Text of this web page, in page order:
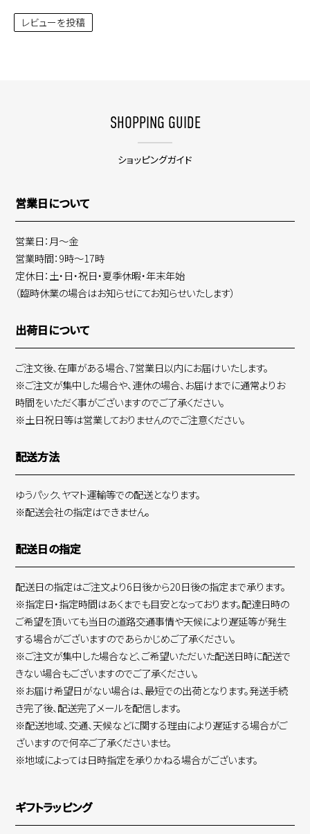
レビューを投稿
SHOPPING GUIDE
ショッピングガイド
営業日について
営業日：月～金
営業時間：9時～17時
定休日：土・日・祝日・夏季休暇・年末年始
（臨時休業の場合はお知らせにてお知らせいたします）
出荷日について
ご注文後、在庫がある場合、7営業日以内にお届けいたします。
※ご注文が集中した場合や、連休の場合、お届けまでに通常よりお
時間をいただく事がございますのでご了承ください。
※土日祝日等は営業しておりませんのでご注意ください。
配送方法
ゆうパック、ヤマト運輸等での配送となります。
※配送会社の指定はできません。
配送日の指定
配送日の指定はご注文より6日後から20日後の指定まで承ります。
※指定日・指定時間はあくまでも目安となっております。配達日時の
ご希望を頂いても当日の道路交通事情や天候により遅延等が発生
する場合がございますのであらかじめご了承ください。
※ご注文が集中した場合など、ご希望いただいた配送日時に配送で
きない場合もございますのでご了承ください。
※お届け希望日がない場合は、最短での出荷となります。発送手続
き完了後、配送完了メールを配信します。
※配送地域、交通、天候などに関する理由により遅延する場合がご
ざいますので何卒ご了承くださいませ。
※地域によっては日時指定を承りかねる場合がございます。
ギフトラッピング